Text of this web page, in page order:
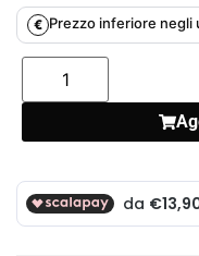
€ Prezzo inferiore negli